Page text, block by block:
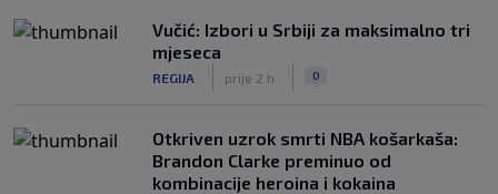
Vučić: Izbori u Srbiji za maksimalno tri
mjeseca
REGIJA prije 2 h 0
Otkriven uzrok smrti NBA košarkaša:
Brandon Clarke preminuo od
kombinacije heroina i kokaina